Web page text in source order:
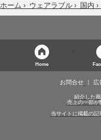
ホーム › ウェアラブル › 国内 ›
Home
お問合せ 広
紹介した
売上の一部が
当サイトに掲載の記